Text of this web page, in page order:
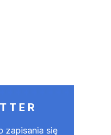
zapisania się